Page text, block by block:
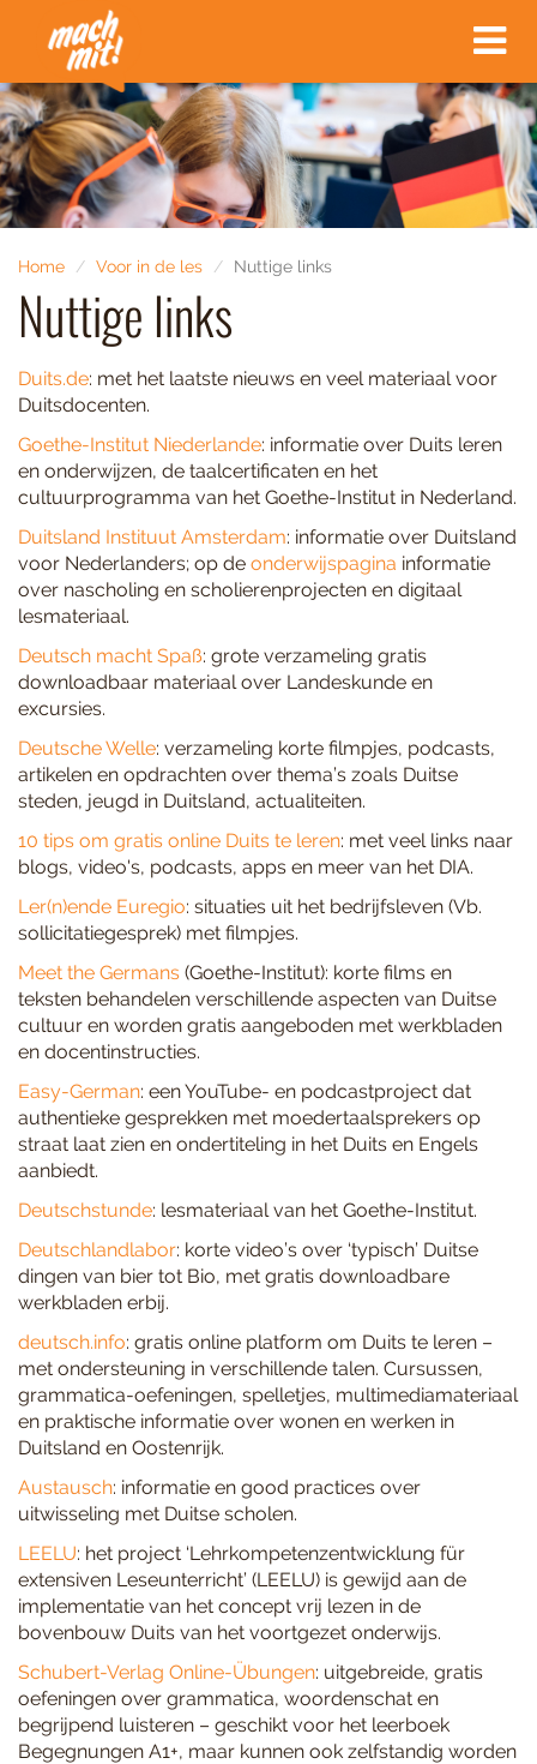
Toggle
Home Voor in de les Nuttige links
Nuttige links
Duits.de: met het laatste nieuws en veel materiaal voor
Duitsdocenten.
Goethe-Institut Niederlande: informatie over Duits leren
en onderwijzen, de taalcertificaten en het
cultuurprogramma van het Goethe-Institut in Nederland.
Duitsland Instituut Amsterdam: informatie over Duitsland
voor Nederlanders; op de onderwijspagina informatie
over nascholing en scholierenprojecten en digitaal
lesmateriaal.
Deutsch macht Spaß: grote verzameling gratis
downloadbaar materiaal over Landeskunde en
excursies.
Deutsche Welle: verzameling korte filmpjes, podcasts,
artikelen en opdrachten over thema’s zoals Duitse
steden, jeugd in Duitsland, actualiteiten.
10 tips om gratis online Duits te leren: met veel links naar
blogs, video's, podcasts, apps en meer van het DIA.
Ler(n)ende Euregio: situaties uit het bedrijfsleven (Vb.
sollicitatiegesprek) met filmpjes.
Meet the Germans (Goethe-Institut): korte films en
teksten behandelen verschillende aspecten van Duitse
cultuur en worden gratis aangeboden met werkbladen
en docentinstructies.
Easy-German: een YouTube- en podcastproject dat
authentieke gesprekken met moedertaalsprekers op
straat laat zien en ondertiteling in het Duits en Engels
aanbiedt.
Deutschstunde: lesmateriaal van het Goethe-Institut.
Deutschlandlabor: korte video’s over ‘typisch’ Duitse
dingen van bier tot Bio, met gratis downloadbare
werkbladen erbij.
deutsch.info: gratis online platform om Duits te leren –
met ondersteuning in verschillende talen. Cursussen,
grammatica-oefeningen, spelletjes, multimediamateriaal
en praktische informatie over wonen en werken in
Duitsland en Oostenrijk.
Austausch: informatie en good practices over
uitwisseling met Duitse scholen.
LEELU: het project ‘Lehrkompetenzentwicklung für
extensiven Leseunterricht’ (LEELU) is gewijd aan de
implementatie van het concept vrij lezen in de
bovenbouw Duits van het voortgezet onderwijs.
Schubert-Verlag Online-Übungen: uitgebreide, gratis
oefeningen over grammatica, woordenschat en
begrijpend luisteren – geschikt voor het leerboek
Begegnungen A1+, maar kunnen ook zelfstandig worden